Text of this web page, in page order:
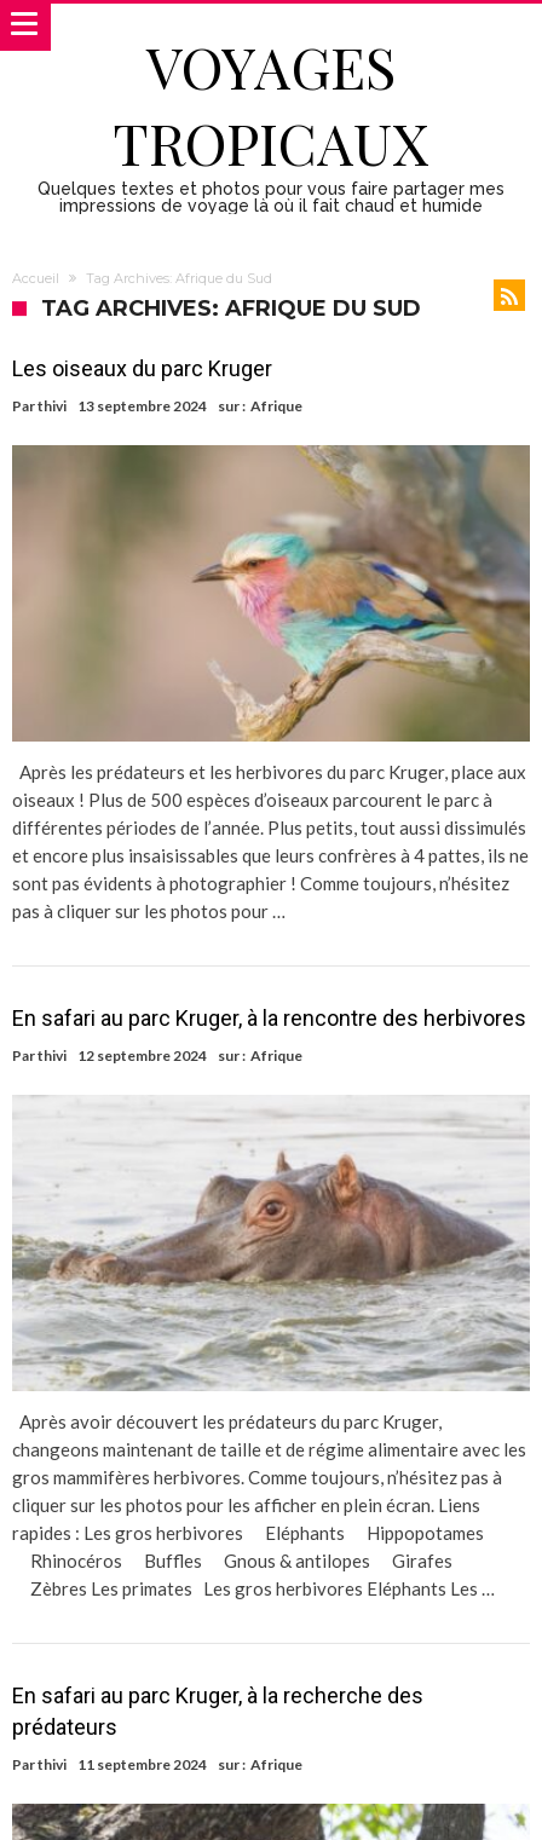
VOYAGES
TROPICAUX
Quelques textes et photos pour vous faire partager mes
impressions de voyage là où il fait chaud et humide
Accueil Tag Archives: Afrique du Sud
TAG ARCHIVES: AFRIQUE DU SUD
Les oiseaux du parc Kruger
Parthivi 13 septembre 2024 sur : Afrique
Après les prédateurs et les herbivores du parc Kruger, place aux
oiseaux ! Plus de 500 espèces d’oiseaux parcourent le parc à
différentes périodes de l’année. Plus petits, tout aussi dissimulés
et encore plus insaisissables que leurs confrères à 4 pattes, ils ne
sont pas évidents à photographier ! Comme toujours, n’hésitez
pas à cliquer sur les photos pour …
En safari au parc Kruger, à la rencontre des herbivores
Parthivi 12 septembre 2024 sur : Afrique
Après avoir découvert les prédateurs du parc Kruger,
changeons maintenant de taille et de régime alimentaire avec les
gros mammifères herbivores. Comme toujours, n’hésitez pas à
cliquer sur les photos pour les afficher en plein écran. Liens
rapides : Les gros herbivores Eléphants Hippopotames
Rhinocéros Buffles Gnous & antilopes Girafes
Zèbres Les primates Les gros herbivores Eléphants Les …
En safari au parc Kruger, à la recherche des
prédateurs
Parthivi 11 septembre 2024 sur : Afrique